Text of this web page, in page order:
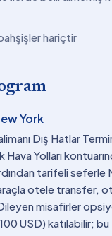
hariçtir
York
Dış Hatlar
Hava Yolları
tarifeli seferle
otele transfer,
misafirler
USD) katılabilir;